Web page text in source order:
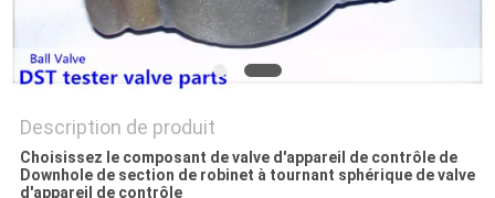
Description de produit
Choisissez le composant de valve d'appareil de contrôle de
Downhole de section de robinet à tournant sphérique de valve
d'appareil de contrôle